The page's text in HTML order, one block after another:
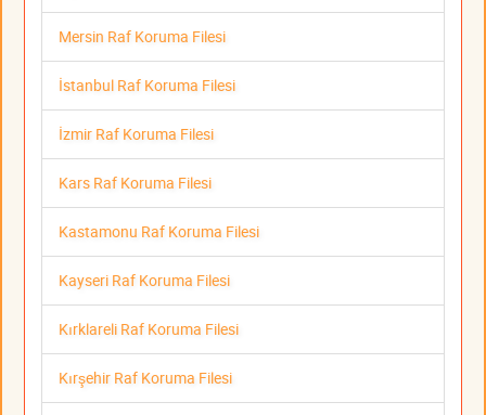
Mersin Raf Koruma Filesi
İstanbul Raf Koruma Filesi
İzmir Raf Koruma Filesi
Kars Raf Koruma Filesi
Kastamonu Raf Koruma Filesi
Kayseri Raf Koruma Filesi
Kırklareli Raf Koruma Filesi
Kırşehir Raf Koruma Filesi